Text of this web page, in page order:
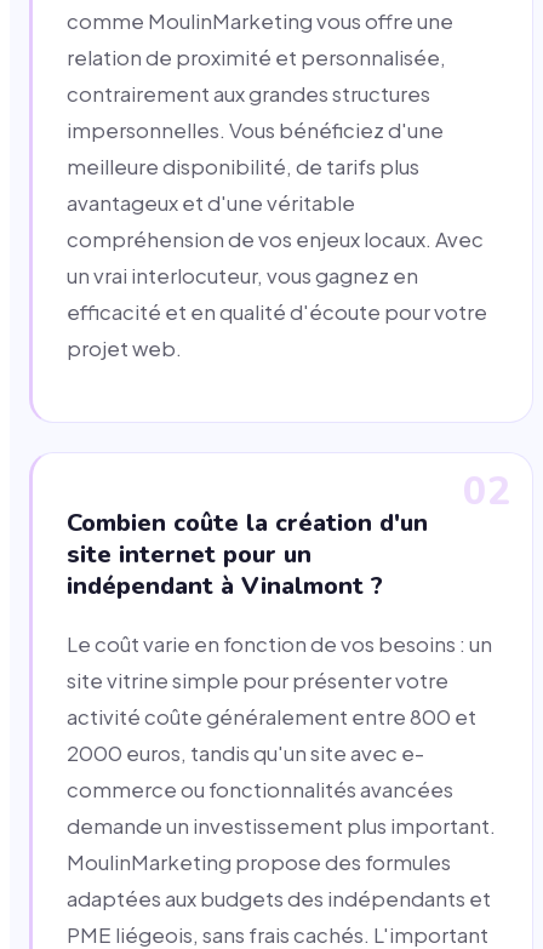
comme MoulinMarketing vous offre une
relation de proximité et personnalisée,
contrairement aux grandes structures
impersonnelles. Vous bénéficiez d'une
meilleure disponibilité, de tarifs plus
avantageux et d'une véritable
compréhension de vos enjeux locaux. Avec
un vrai interlocuteur, vous gagnez en
efficacité et en qualité d'écoute pour votre
projet web.
02
Combien coûte la création d'un
site internet pour un
indépendant à Vinalmont ?
Le coût varie en fonction de vos besoins : un
site vitrine simple pour présenter votre
activité coûte généralement entre 800 et
2000 euros, tandis qu'un site avec e-
commerce ou fonctionnalités avancées
demande un investissement plus important.
MoulinMarketing propose des formules
adaptées aux budgets des indépendants et
PME liégeois, sans frais cachés. L'important